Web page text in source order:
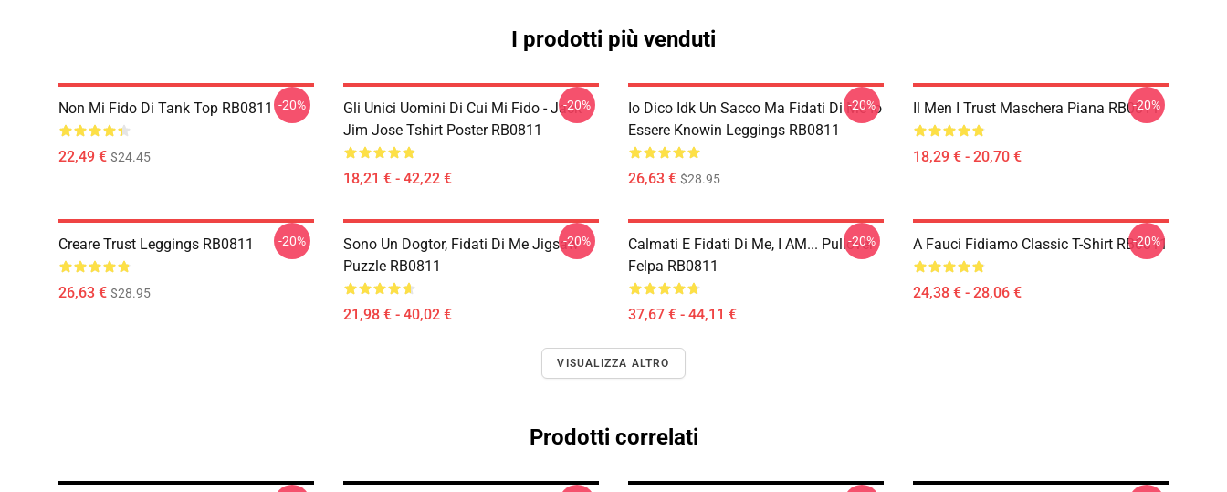
I prodotti più venduti
Non Mi Fido Di Tank Top RB0811
22,49 € $24.45
-20%
Gli Unici Uomini Di Cui Mi Fido - Jack
Jim Jose Tshirt Poster RB0811
18,21 € - 42,22 €
-20%
Io Dico Idk Un Sacco Ma Fidati Di Me Io
Essere Knowin Leggings RB0811
26,63 € $28.95
-20% Il Men I Trust Maschera Piana RB0811
18,29 € - 20,70 €
-20%
Creare Trust Leggings RB0811
26,63 € $28.95
-20%
Sono Un Dogtor, Fidati Di Me Jigsaw
Puzzle RB0811
21,98 € - 40,02 €
-20%
Calmati E Fidati Di Me, I AM... Pullover
Felpa RB0811
37,67 € - 44,11 €
-20% A Fauci Fidiamo Classic T-Shirt RB0811
24,38 € - 28,06 €
-20%
VISUALIZZA ALTRO
Prodotti correlati